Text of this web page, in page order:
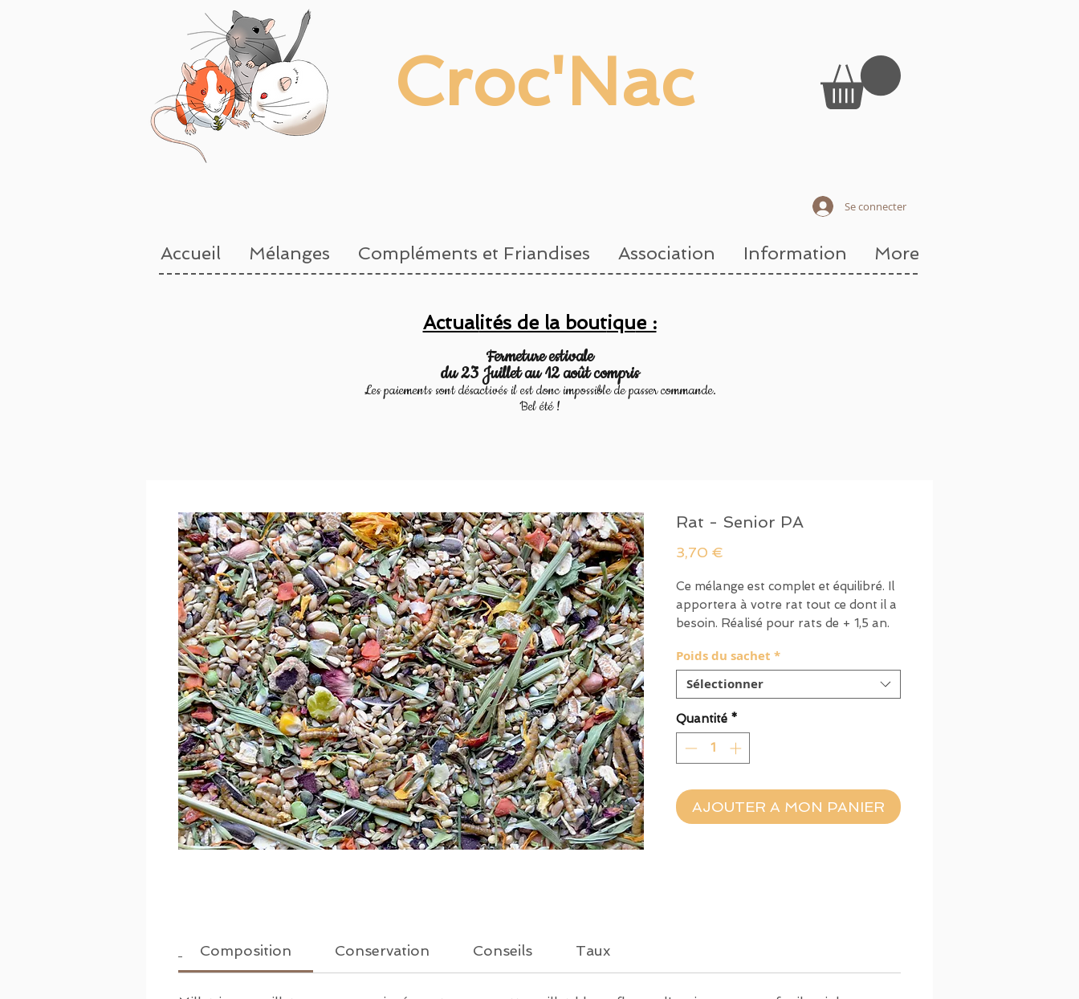
Croc'Nac
Se connecter
Accueil Mélanges Compléments et Friandises Association Information More
Actualités de la boutique :
Fermeture estivale
du 23 Juillet au 12 août compris
Les paiements sont désactivés il est donc impossible de passer commande.
Bel été !
Rat - Senior PA
3,70 €
Ce mélange est complet et équilibré. Il
apportera à votre rat tout ce dont il a
besoin. Réalisé pour rats de + 1,5 an.
Contient des graines, légumes,
céréales, feuilles, insectes…
Recette allemande, testée et
approuvée !
Poids du sachet *
Sélectionner
Quantité *
AJOUTER A MON PANIER
Composition Conservation Conseils Taux